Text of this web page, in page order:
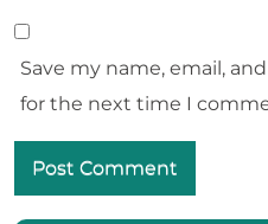
Save my name, email,
for the next time I